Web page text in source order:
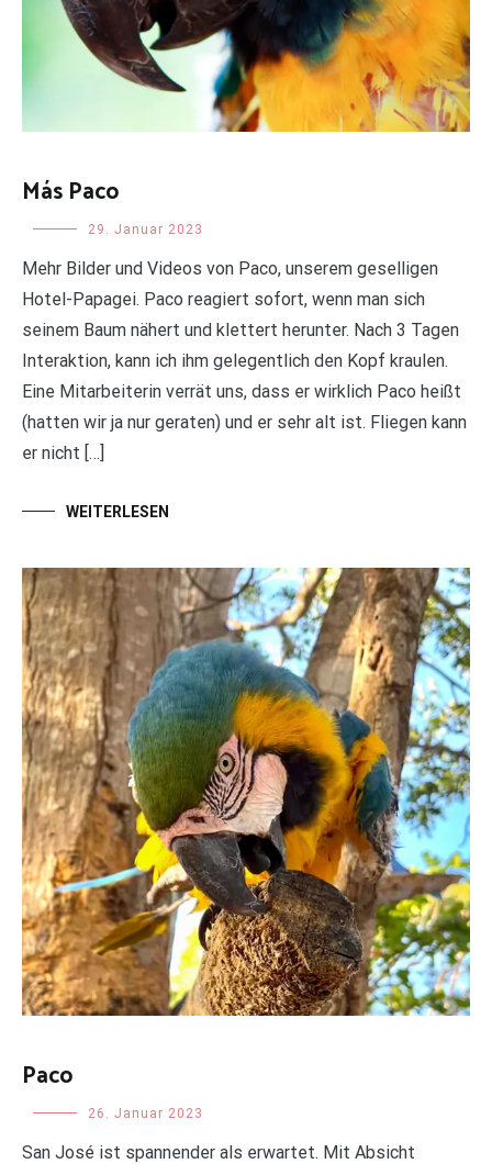
Más Paco
Uncategorized29. Januar 2023
Mehr Bilder und Videos von Paco, unserem geselligen
Hotel-Papagei. Paco reagiert sofort, wenn man sich
seinem Baum nähert und klettert herunter. Nach 3 Tagen
Interaktion, kann ich ihm gelegentlich den Kopf kraulen.
Eine Mitarbeiterin verrät uns, dass er wirklich Paco heißt
(hatten wir ja nur geraten) und er sehr alt ist. Fliegen kann
er nicht […]
WEITERLESEN
Paco
Uncategorized26. Januar 2023
San José ist spannender als erwartet. Mit Absicht